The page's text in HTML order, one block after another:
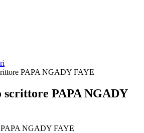
PAPA NGADY FAYE
scrittore PAPA NGADY
PAPA NGADY FAYE